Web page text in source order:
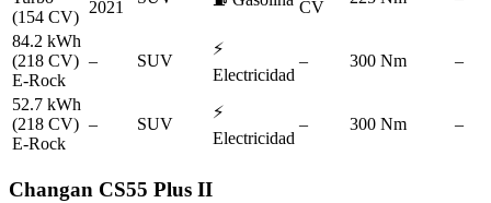
(154 CV)
2021
CV
84.2 kWh
(218 CV)
E-Rock
– SUV
⚡
Electricidad
– 300 Nm –
52.7 kWh
(218 CV)
E-Rock
– SUV
⚡
Electricidad
– 300 Nm –
Changan CS55 Plus II